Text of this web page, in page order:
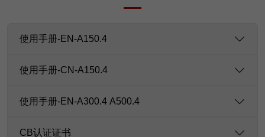
使用手册-EN-A150.4
使用手册-CN-A150.4
使用手册-EN-A300.4 A500.4
CB认证证书